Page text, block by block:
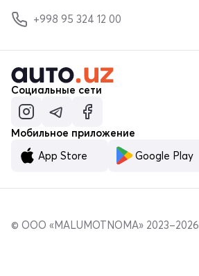
+998 95 324 12 00
Социальные сети
Мобильное приложение
App Store
Google Play
© ООО «MALUMOTNOMA» 2023–2026